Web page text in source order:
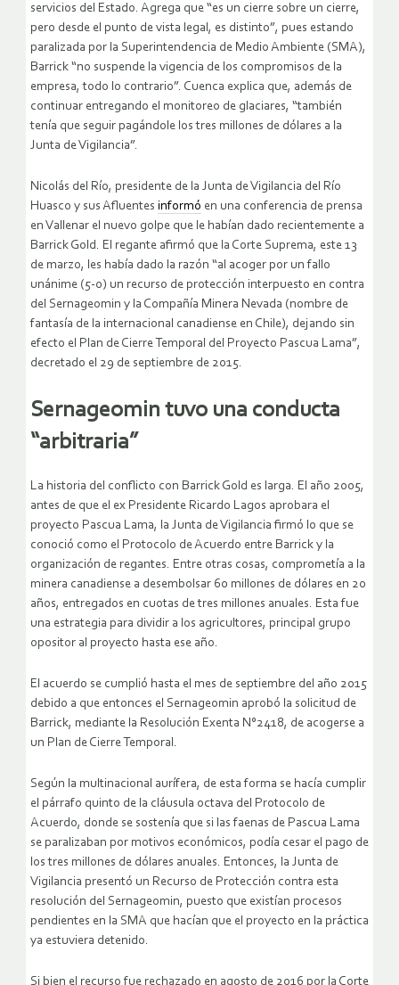
servicios del Estado. Agrega que “es un cierre sobre un cierre,
pero desde el punto de vista legal, es distinto”, pues estando
paralizada por la Superintendencia de Medio Ambiente (SMA),
Barrick “no suspende la vigencia de los compromisos de la
empresa, todo lo contrario”. Cuenca explica que, además de
continuar entregando el monitoreo de glaciares, “también
tenía que seguir pagándole los tres millones de dólares a la
Junta de Vigilancia”.
Nicolás del Río, presidente de la Junta de Vigilancia del Río
Huasco y sus Afluentes informó en una conferencia de prensa
en Vallenar el nuevo golpe que le habían dado recientemente a
Barrick Gold. El regante afirmó que la Corte Suprema, este 13
de marzo, les había dado la razón “al acoger por un fallo
unánime (5-0) un recurso de protección interpuesto en contra
del Sernageomin y la Compañía Minera Nevada (nombre de
fantasía de la internacional canadiense en Chile), dejando sin
efecto el Plan de Cierre Temporal del Proyecto Pascua Lama”,
decretado el 29 de septiembre de 2015.
Sernageomin tuvo una conducta
“arbitraria”
La historia del conflicto con Barrick Gold es larga. El año 2005,
antes de que el ex Presidente Ricardo Lagos aprobara el
proyecto Pascua Lama, la Junta de Vigilancia firmó lo que se
conoció como el Protocolo de Acuerdo entre Barrick y la
organización de regantes. Entre otras cosas, comprometía a la
minera canadiense a desembolsar 60 millones de dólares en 20
años, entregados en cuotas de tres millones anuales. Esta fue
una estrategia para dividir a los agricultores, principal grupo
opositor al proyecto hasta ese año.
El acuerdo se cumplió hasta el mes de septiembre del año 2015
debido a que entonces el Sernageomin aprobó la solicitud de
Barrick, mediante la Resolución Exenta N°2418, de acogerse a
un Plan de Cierre Temporal.
Según la multinacional aurífera, de esta forma se hacía cumplir
el párrafo quinto de la cláusula octava del Protocolo de
Acuerdo, donde se sostenía que si las faenas de Pascua Lama
se paralizaban por motivos económicos, podía cesar el pago de
los tres millones de dólares anuales. Entonces, la Junta de
Vigilancia presentó un Recurso de Protección contra esta
resolución del Sernageomin, puesto que existían procesos
pendientes en la SMA que hacían que el proyecto en la práctica
ya estuviera detenido.
Si bien el recurso fue rechazado en agosto de 2016 por la Corte